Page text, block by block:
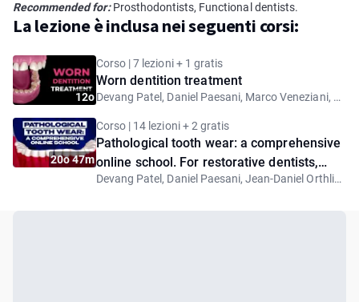
Recommended for:Prosthodontists, Functional dentists.
La lezione è inclusa nei seguenti corsi:
12o
Corso | 7 lezioni + 1 gratis
Worn dentition treatment
Devang Patel, Daniel Paesani, Marco Veneziani, Jacek Glebocki, Riccardo Ammannato, Benett Amaechi
20o 47m
Corso | 14 lezioni + 2 gratis
Pathological tooth wear: a comprehensive
online school. For restorative dentists,
functional dentists, and dental technicians
Devang Patel, Daniel Paesani, Jean-Daniel Orthlieb, Maurizio De Stefano, Graham Woolley, Antonello francesco Pavone, Marco Veneziani, Jacek Glebocki, Carlo Poggio, Riccardo Ammannato, Francisco J. Pereira Jr, Benett Amaechi